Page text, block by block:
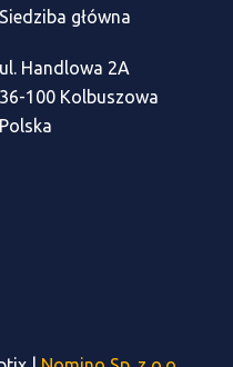
Siedziba główna
ul. Handlowa 2A
36-100 Kolbuszowa
Polska